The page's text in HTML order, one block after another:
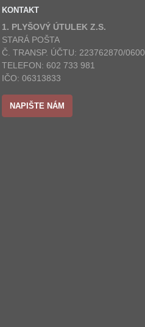
KONTAKT
1. PLYŠOVÝ ÚTULEK Z.S.
STARÁ POŠTA
Č. TRANSP. ÚČTU: 223762870/0600
TELEFON: 602 733 981
IČO: 06313833
NAPIŠTE NÁM